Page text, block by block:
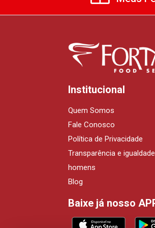
Institucional
Quem Somos
Fale Conosco
Política de Privacidade
Transparência e
homens
Blog
Baixe já nosso